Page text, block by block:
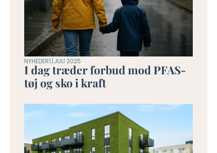
NYHEDER1. JULI 2025
I dag træder forbud mod PFAS-
tøj og sko i kraft